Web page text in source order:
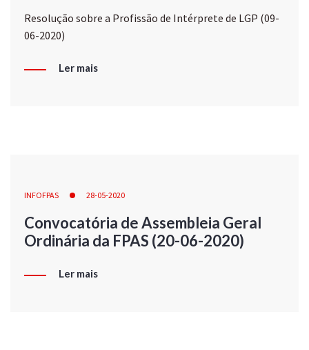
Resolução sobre a Profissão de Intérprete de LGP (09-
06-2020)
Ler mais
INFOFPAS 28-05-2020
Convocatória de Assembleia Geral
Ordinária da FPAS (20-06-2020)
Ler mais